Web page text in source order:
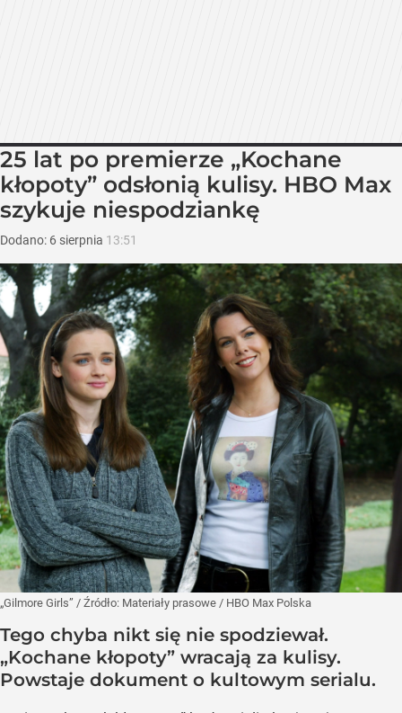
25 lat po premierze „Kochane
kłopoty” odsłonią kulisy. HBO Max
szykuje niespodziankę
Dodano: 6 sierpnia 13:51
„Gilmore Girls” / Źródło: Materiały prasowe / HBO Max Polska
Tego chyba nikt się nie spodziewał.
„Kochane kłopoty” wracają za kulisy.
Powstaje dokument o kultowym serialu.